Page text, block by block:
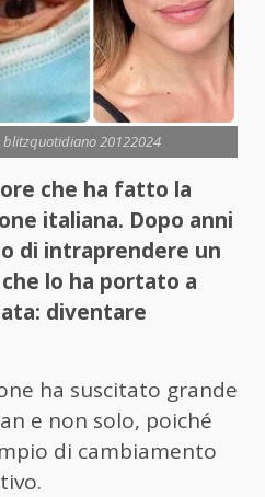
20122024
che ha fatto la
italiana. Dopo anni
di intraprendere un
lo ha portato a
diventare
ha suscitato grande
e non solo, poiché
di cambiamento